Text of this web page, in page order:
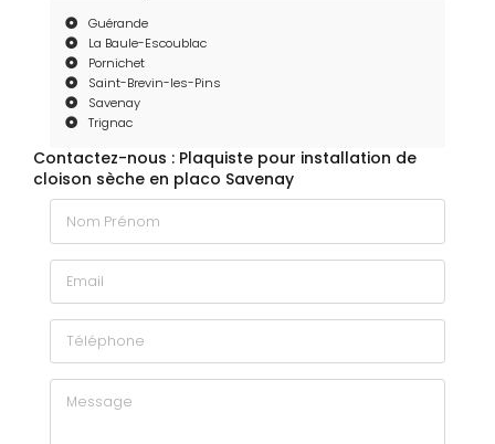
Guérande
La Baule-Escoublac
Pornichet
Saint-Brevin-les-Pins
Savenay
Trignac
Contactez-nous : Plaquiste pour installation de
cloison sèche en placo Savenay
Nom Prénom
Email
Téléphone
Message